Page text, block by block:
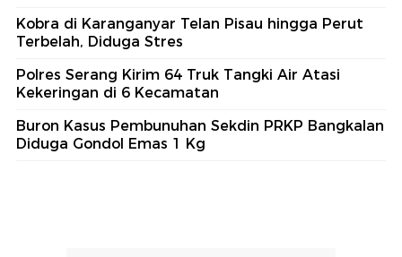
Kobra di Karanganyar Telan Pisau hingga Perut
Terbelah, Diduga Stres
Polres Serang Kirim 64 Truk Tangki Air Atasi
Kekeringan di 6 Kecamatan
Buron Kasus Pembunuhan Sekdin PRKP Bangkalan
Diduga Gondol Emas 1 Kg